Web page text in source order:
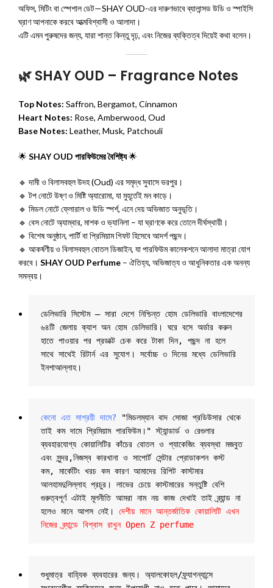
অফিস, মিটিং বা স্পেশাল ডেট—SHAY OUD-এর দারুণভাবে ব্যালান্সড উডি ও স্পাইসি
ঘ্রাণ আপনাকে করবে আত্মবিশ্বাসী ও আলাদা।
এটি এমন পুরুষদের জন্য, যারা শান্ত কিন্তু দৃঢ়, এবং নিজের ব্যক্তিত্ব দিয়েই কথা বলেন।
🌿 SHAY OUD – Fragrance Notes
Top Notes: Saffron, Bergamot, Cinnamon
Heart Notes: Rose, Amberwood, Oud
Base Notes: Leather, Musk, Patchouli
🌟 SHAY OUD পারফিউমের বৈশিষ্ট্য🌟
🔹 দামী ও বিলাসবহুল উদহ (Oud) এর সমৃদ্ধ সুবাসে ভরপুর।
🔹 টপ নোটে উষ্ণ ও মিষ্টি অ্যারোমা, যা মুহূর্তেই মন কাড়ে।
🔹 মিডল নোটে ফ্লোরাল ও উডি স্পর্শ, এনে দেয় অভিজাত অনুভূতি।
🔹 বেস নোটে অ্যাম্বার, মাশক ও ভ্যানিলা – যা ঘ্রাণকে করে তোলে দীর্ঘস্থায়ী।
🔹 বিশেষ অনুষ্ঠান, পার্টি বা প্রিমিয়াম গিফট হিসেবে আদর্শ পছন্দ।
🔹 আকর্ষণীয় ও বিলাসবহুল বোতল ডিজাইন, যা পারফিউম কালেকশনে আলাদা মাত্রা যোগ
করবে। SHAY OUD Perfume – ঐতিহ্য, অভিজাত্য ও আধুনিকতার এক অনন্য
সমন্বয়।
ডেলিভারি সিস্টেম – সারা দেশে নিশ্চিন্ত হোম ডেলিভারি বাংলাদেশের
৬৪টি জেলায় ক্যাশ অন হোম ডেলিভারি। ঘরে বসে অর্ডার করুন
হাতে পাওয়ার পর প্রডাক্ট চেক করে টাকা দিন, পছন্দ না হলে
সাথে সাথেই রিটার্ন এর সুযোগ। সর্বোচ্চ ৩ দিনের মধ্যে ডেলিভারি
ইনশাআল্লাহ।
কেনো এত সাশ্রয়ী দামে? "মিডলম্যান বাদ সোজা প্রডিউসার থেকে
তাই কম দামে প্রিমিয়াম পারফিউম।" স্ট্যান্ডার্ড ও রেগুলার
ব্যবহারযোগ্য কোয়ালিটির কাঁচের বোতল ও প্যাকেজিং ব্যবস্থা মজবুত
এবং সুন্দর,নিজস্ব কারখানা ও সাপোর্ট সেন্টার প্রোডাকশন কস্ট
কম, মার্কেটিং খরচ কম কারণ আমাদের রিপিট কাস্টমার
আলহামদুলিল্লাহ প্রচুর। লাভের চেয়ে কাস্টমারের সন্তুষ্টি বেশি
গুরুত্বপূর্ণ এটাই মূলনীতি আমরা নাম নয় কাজ দেখাই তাই ব্র্যান্ড না
হলেও মানে আপস নেই। দেশীয় মানে আন্তর্জাতিক কোয়ালিটি এখন
নিজের ব্র্যান্ডে বিশ্বাস রাখুন Open Z perfume
শুধুমাত্র বাহ্যিক ব্যবহারের জন্য। অ্যালকোহল/ফ্র্যাগন্যান্সে